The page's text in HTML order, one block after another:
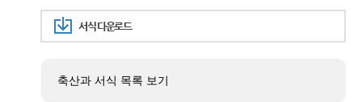
서식 다운로드
축산과 서식 목록 보기